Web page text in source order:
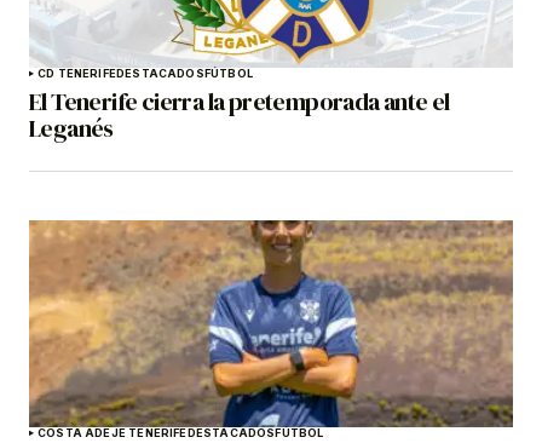
CD TENERIFEDESTACADOSFÚTBOL
El Tenerife cierra la pretemporada ante el
Leganés
COSTA ADEJE TENERIFEDESTACADOSFÚTBOL